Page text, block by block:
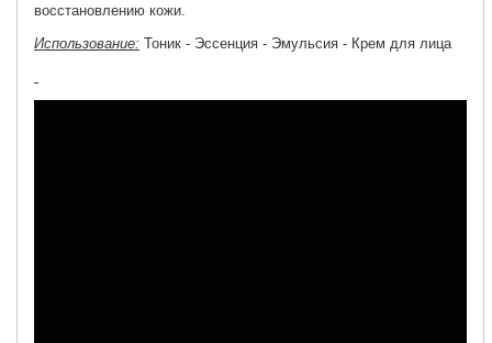
восстановлению кожи.
Использование: Тоник - Эссенция - Эмульсия - Крем для лица